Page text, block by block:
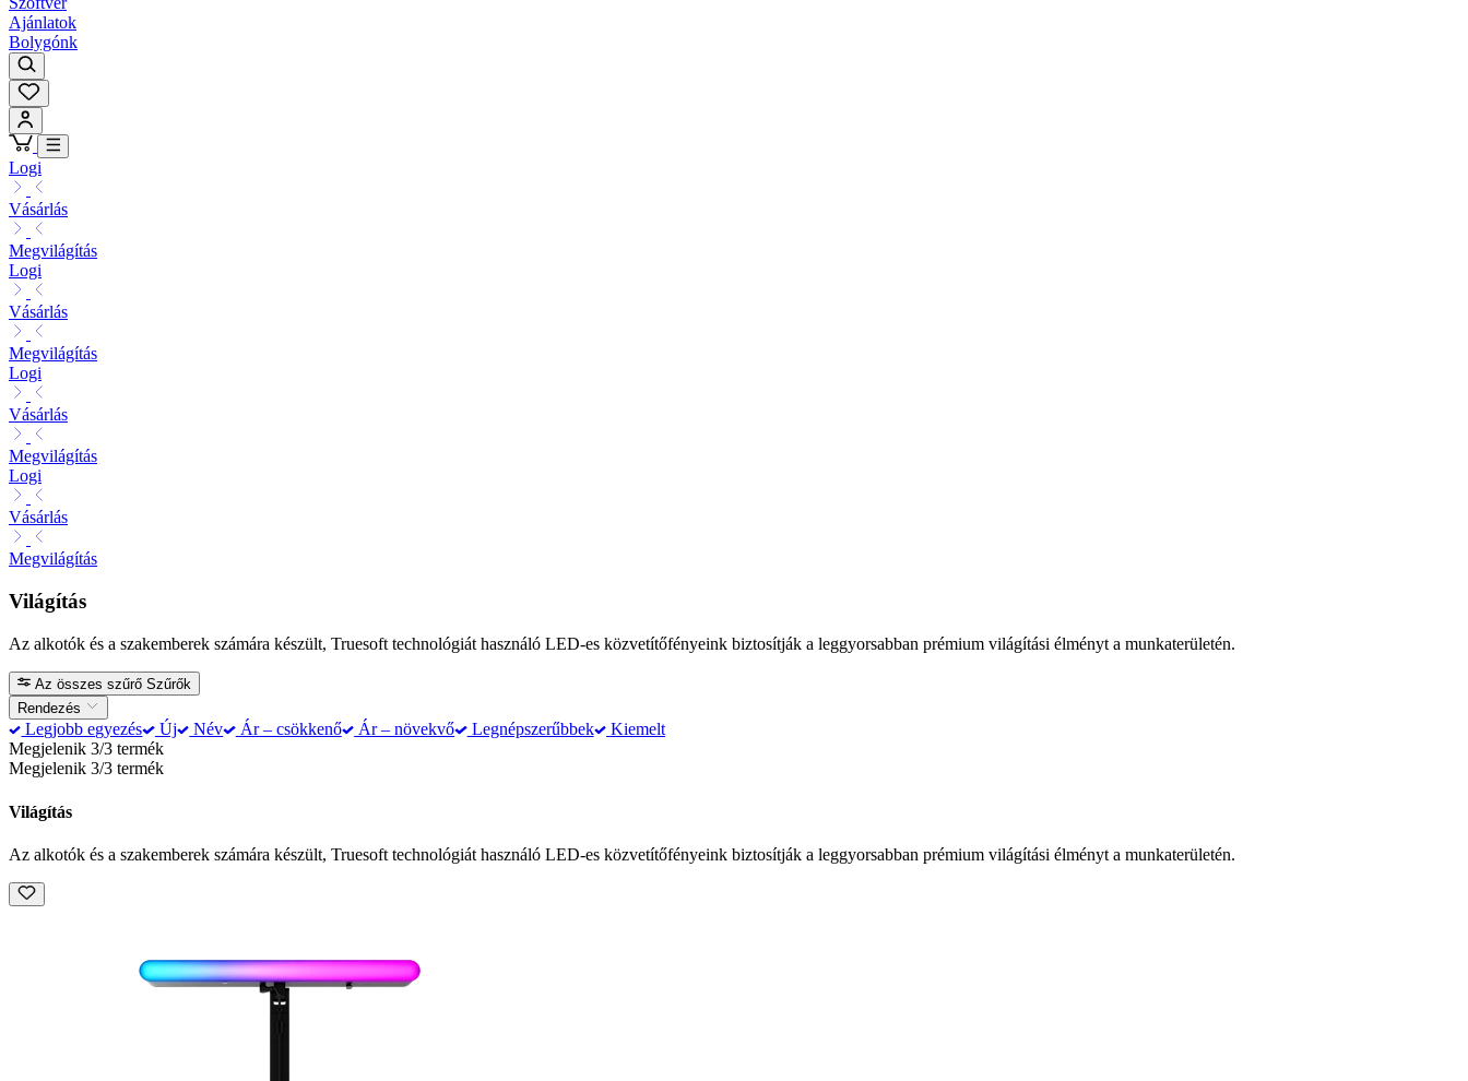
Ajánlatok
Bolygónk
Logi
Vásárlás
Megvilágítás
Logi
Vásárlás
Megvilágítás
Logi
Vásárlás
Megvilágítás
Logi
Vásárlás
Megvilágítás
Világítás
Az alkotók és a szakemberek számára készült, Truesoft technológiát használó LED-es közvetítőfényeink biztosítják a leggyorsabban prémium világítási élményt a munkaterületén.
Az összes szűrő Szűrők
Rendezés
Legjobb egyezés Új Név Ár – csökkenő Ár – növekvő Legnépszerűbbek
Kiemelt
Megjelenik 3/3 termék
Megjelenik 3/3 termék
Világítás
Az alkotók és a szakemberek számára készült, Truesoft technológiát használó LED-es közvetítőfényeink biztosítják a leggyorsabban prémium világítási élményt a munkaterületén.